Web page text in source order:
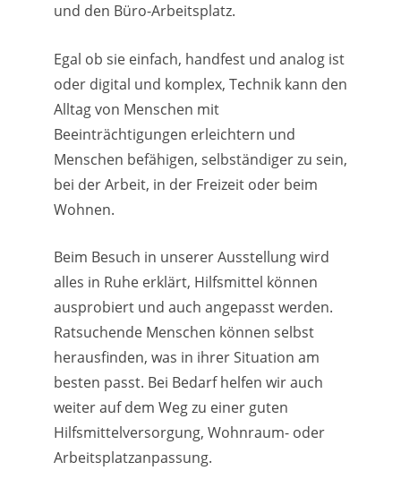
und den Büro-Arbeitsplatz.
Egal ob sie einfach, handfest und analog ist
oder digital und komplex, Technik kann den
Alltag von Menschen mit
Beeinträchtigungen erleichtern und
Menschen befähigen, selbständiger zu sein,
bei der Arbeit, in der Freizeit oder beim
Wohnen.
Beim Besuch in unserer Ausstellung wird
alles in Ruhe erklärt, Hilfsmittel können
ausprobiert und auch angepasst werden.
Ratsuchende Menschen können selbst
herausfinden, was in ihrer Situation am
besten passt. Bei Bedarf helfen wir auch
weiter auf dem Weg zu einer guten
Hilfsmittelversorgung, Wohnraum- oder
Arbeitsplatzanpassung.